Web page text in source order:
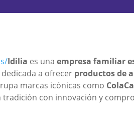
Idilia es una empresa familiar
a ofrecer productos de
marcas icónicas como
con innovación y